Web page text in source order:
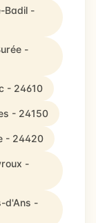
Badil -
-
- 24610
- 24150
- 24420
-
d'Ans -